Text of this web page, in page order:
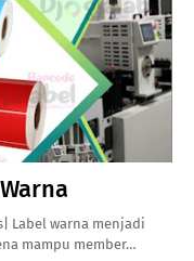
Label warna menjadi
mampu member…